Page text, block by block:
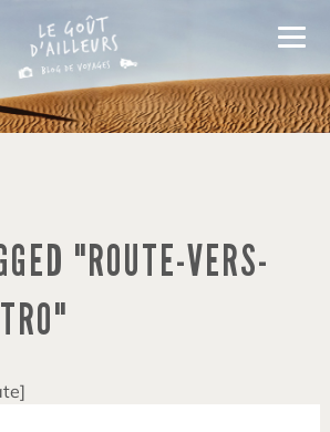
"ROUTE-VERS-